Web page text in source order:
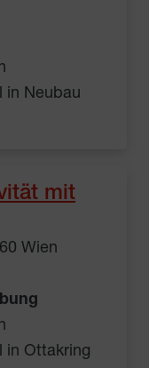
in Neubau
mit
Wien
in Ottakring